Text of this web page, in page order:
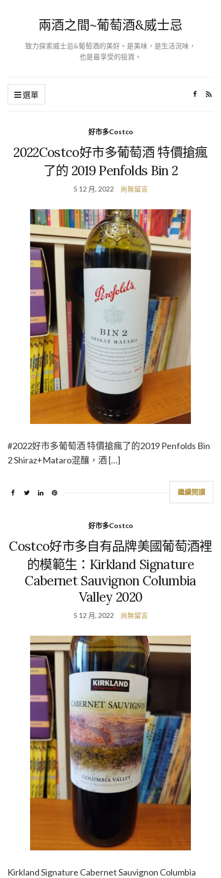
兩酒之間~葡萄酒&威士忌
致力探索威士忌&葡萄酒的美好。是美味，是生活況味，
也是最享受的投資。
選單
好市多Costco
2022Costco好市多葡萄酒 特價搶瘋
了的 2019 Penfolds Bin 2
5 12 月, 2022 尚無留言
#2022好市多葡萄酒 特價搶瘋了的2019 Penfolds Bin
2 Shiraz+Mataro混釀，酒 […]
繼續閱讀
好市多Costco
Costco好市多自有品牌美國葡萄酒裡
的模範生：Kirkland Signature
Cabernet Sauvignon Columbia
Valley 2020
5 12 月, 2022 尚無留言
Kirkland Signature Cabernet Sauvignon Columbia